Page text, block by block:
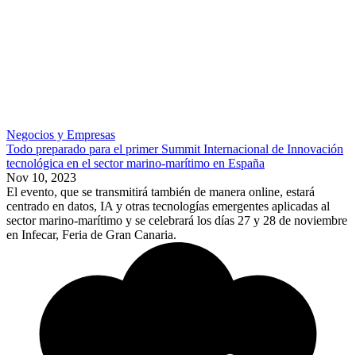
Negocios y Empresas
Todo preparado para el primer Summit Internacional de Innovación
tecnológica en el sector marino-marítimo en España
Nov 10, 2023
El evento, que se transmitirá también de manera online, estará
centrado en datos, IA y otras tecnologías emergentes aplicadas al
sector marino-marítimo y se celebrará los días 27 y 28 de noviembre
en Infecar, Feria de Gran Canaria.